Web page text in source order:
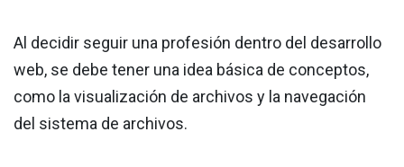
Al decidir seguir una profesión dentro del desarrollo
web, se debe tener una idea básica de conceptos,
como la visualización de archivos y la navegación
del sistema de archivos.